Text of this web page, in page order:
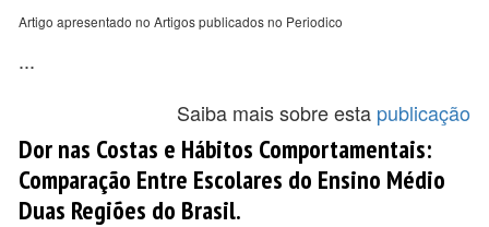
Artigo apresentado no Artigos publicados no Periodico
...
Saiba mais sobre esta publicação
Dor nas Costas e Hábitos Comportamentais:
Comparação Entre Escolares do Ensino Médio
Duas Regiões do Brasil.